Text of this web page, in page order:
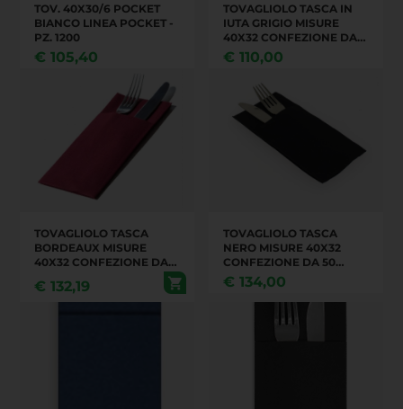
TOV. 40X30/6 POCKET
BIANCO LINEA POCKET -
PZ. 1200
€ 105,40
TOVAGLIOLO TASCA IN
IUTA GRIGIO MISURE
40X32 CONFEZIONE DA
18 PEZZI ,CARTONE DA 50
CONFEZIONI
€ 110,00
TOVAGLIOLO TASCA
BORDEAUX MISURE
40X32 CONFEZIONE DA
50 PEZZI. CARTONE DA 18
CONFEZIONI (OKAY)
€ 132,19
TOVAGLIOLO TASCA
NERO MISURE 40X32
CONFEZIONE DA 50
PEZZI. CARTONE DA 24
CONFEZIONI P.SER
€ 134,00